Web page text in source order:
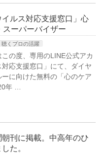
イルス対応支援窓口」心
ーパーバイザー
聴くプロの活躍
の度、専用のLINE公式アカ
応支援窓口」にて、ダイヤ
に向けた無料の「心のケア
年 …
刊に掲載。中高年のひ
た。